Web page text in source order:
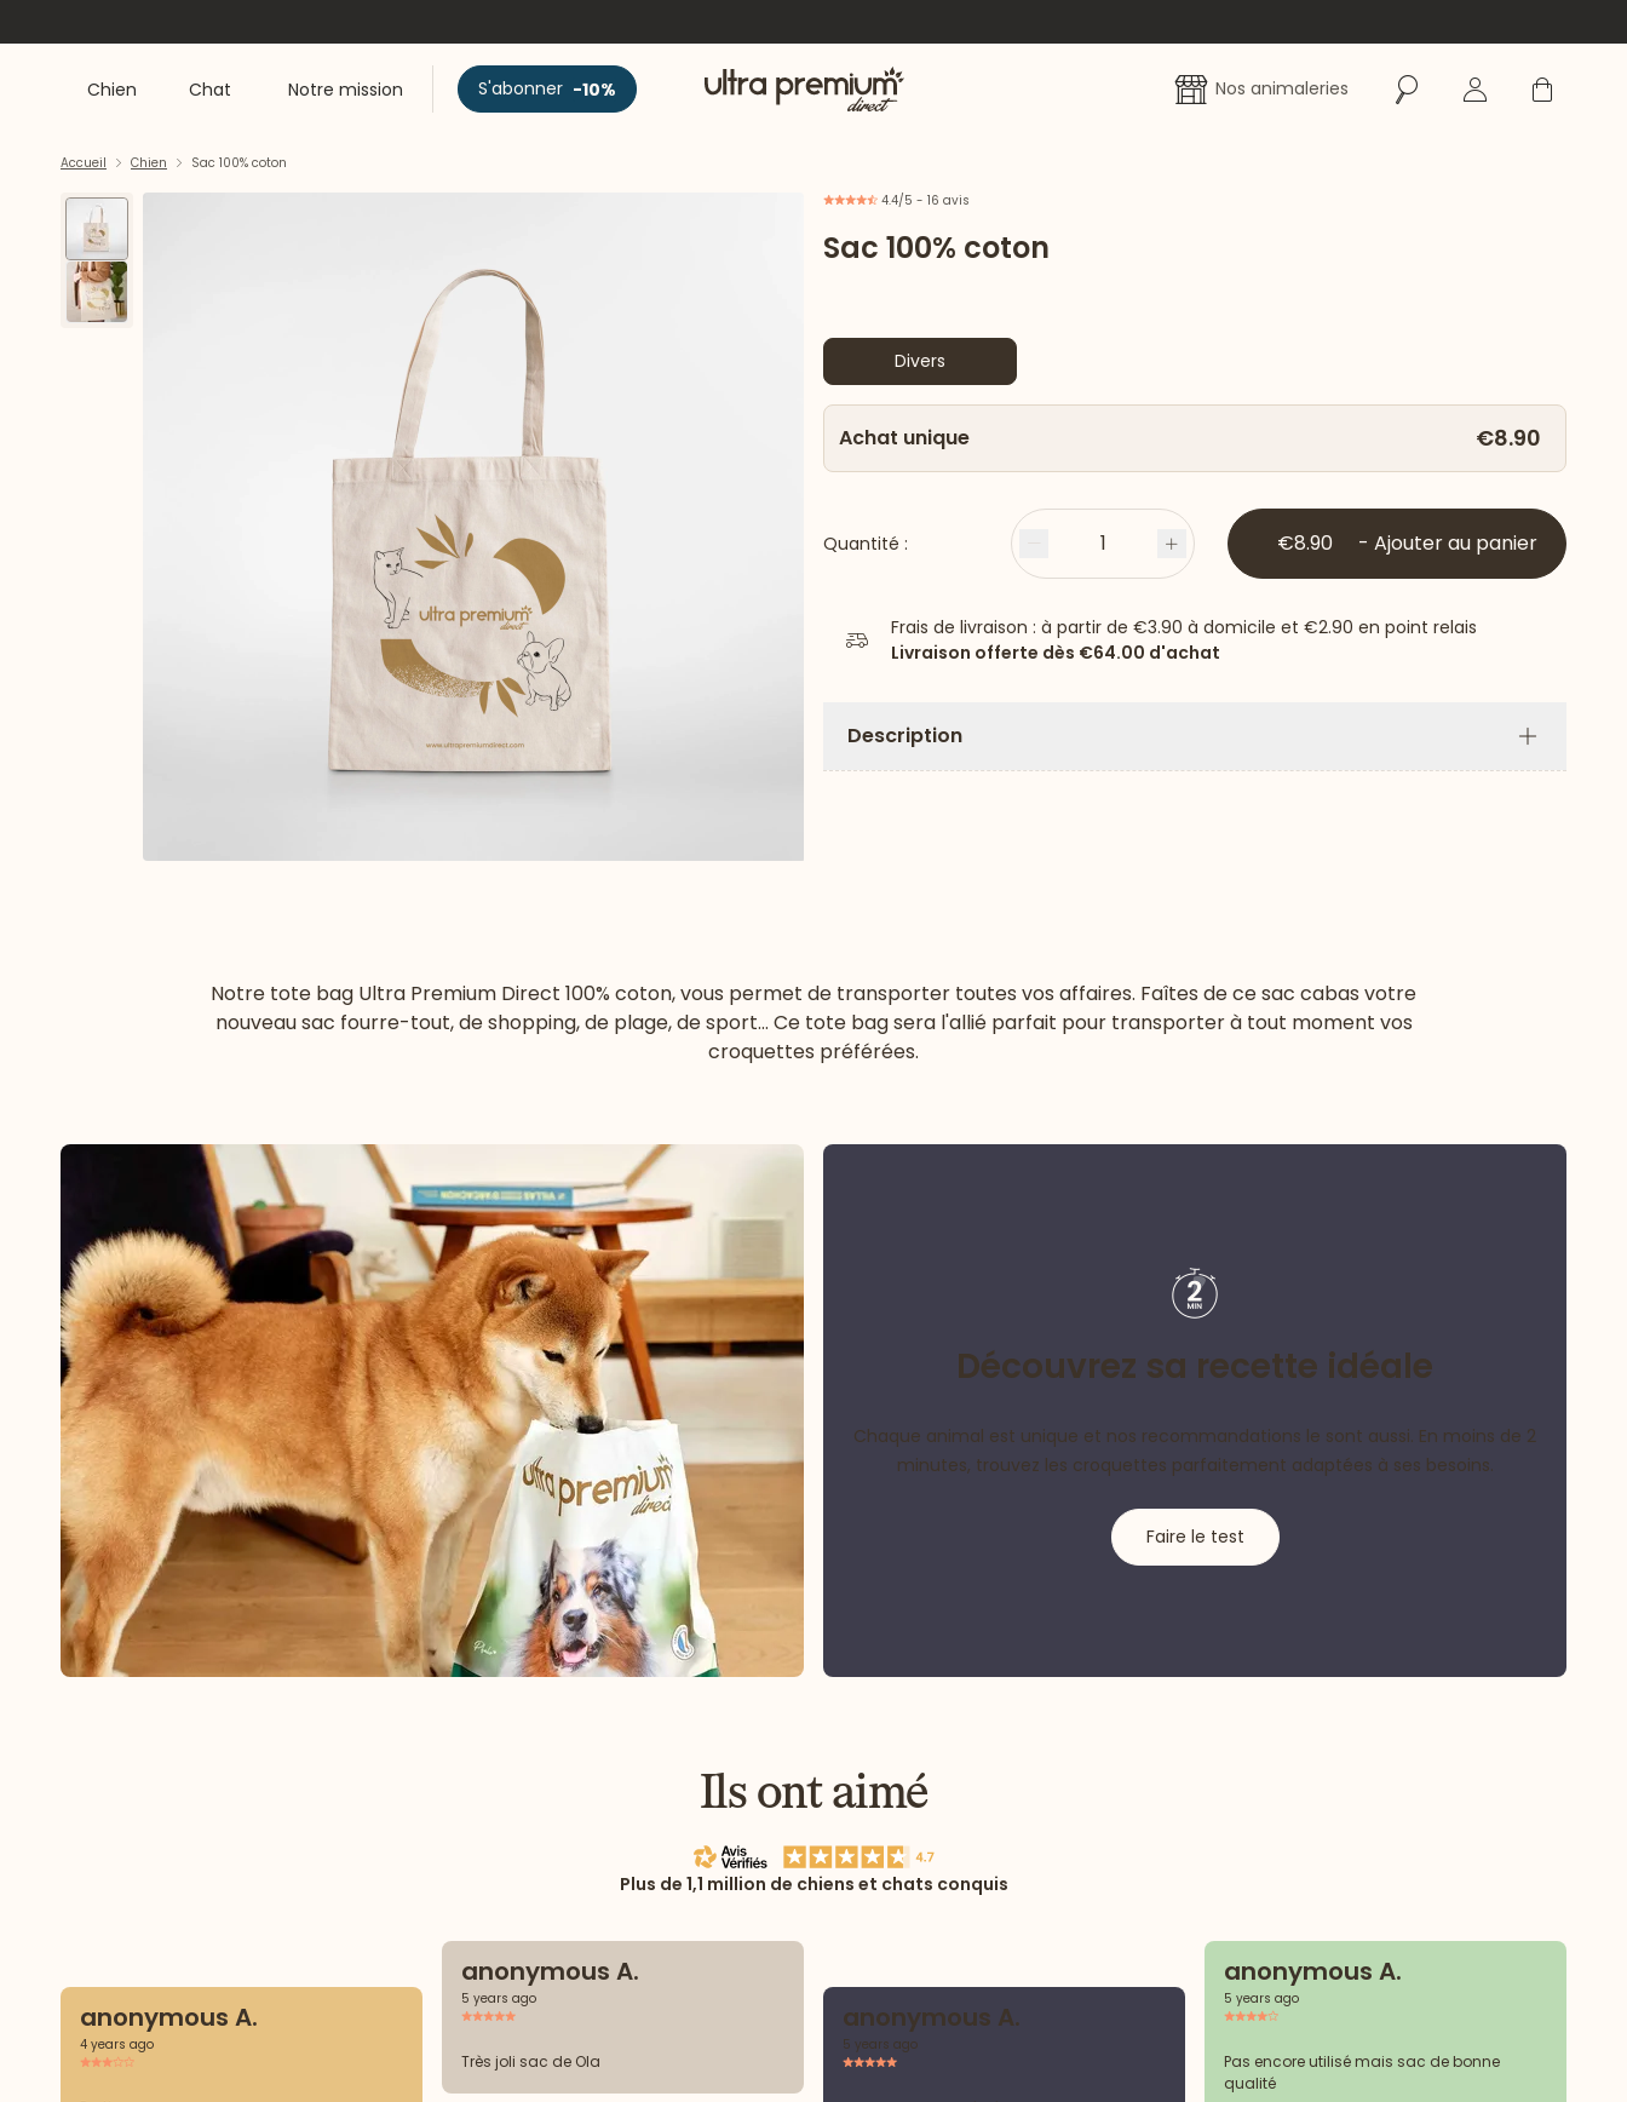
Chien Chat Notre mission S'abonner -10% Accueil Nos animaleries RechercherSe connecter
Panier
Accueil Chien Sac 100% coton
4.4/5 - 16 avis
Sac 100% coton
Divers
Achat unique €8.90
Quantité : Moins 1 Plus €8.90 - Ajouter au panier
Frais de livraison : à partir de €3.90 à domicile et €2.90 en point relais
Livraison offerte dès €64.00 d'achat
Description
Plus
Notre tote bag Ultra Premium Direct 100% coton, vous permet de transporter toutes vos affaires. Faîtes de ce sac cabas votre
nouveau sac fourre-tout, de shopping, de plage, de sport… Ce tote bag sera l'allié parfait pour transporter à tout moment vos
croquettes préférées.
Découvrez sa recette idéale
Chaque animal est unique et nos recommandations le sont aussi. En moins de 2
minutes, trouvez les croquettes parfaitement adaptées à ses besoins.
Faire le test
Ils ont aimé
Plus de 1,1 million de chiens et chats conquis
anonymous A.
4 years ago
anonymous A.
5 years ago
Très joli sac de Ola
anonymous A.
5 years ago
anonymous A.
5 years ago
Pas encore utilisé mais sac de bonne
qualité